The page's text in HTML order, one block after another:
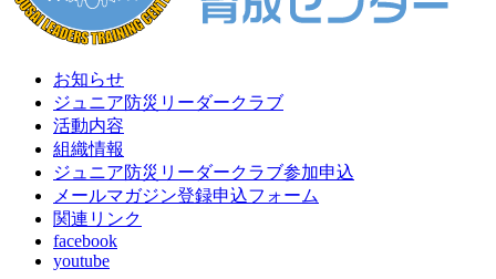
お知らせ
ジュニア防災リーダークラブ
活動内容
組織情報
ジュニア防災リーダークラブ参加申込
メールマガジン登録申込フォーム
関連リンク
facebook
youtube